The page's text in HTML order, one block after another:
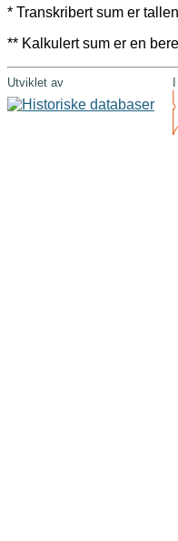
* Transkribert sum er
** Kalkulert sum er en
Utviklet av